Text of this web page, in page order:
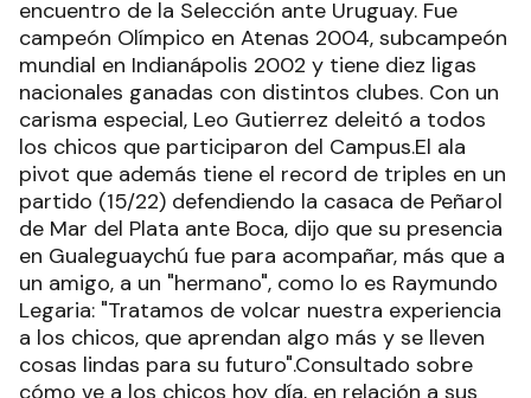
encuentro de la Selección ante Uruguay. Fue
campeón Olímpico en Atenas 2004, subcampeón
mundial en Indianápolis 2002 y tiene diez ligas
nacionales ganadas con distintos clubes. Con un
carisma especial, Leo Gutierrez deleitó a todos
los chicos que participaron del Campus.El ala
pivot que además tiene el record de triples en un
partido (15/22) defendiendo la casaca de Peñarol
de Mar del Plata ante Boca, dijo que su presencia
en Gualeguaychú fue para acompañar, más que a
un amigo, a un "hermano", como lo es Raymundo
Legaria: "Tratamos de volcar nuestra experiencia
a los chicos, que aprendan algo más y se lleven
cosas lindas para su futuro".Consultado sobre
cómo ve a los chicos hoy día, en relación a sus